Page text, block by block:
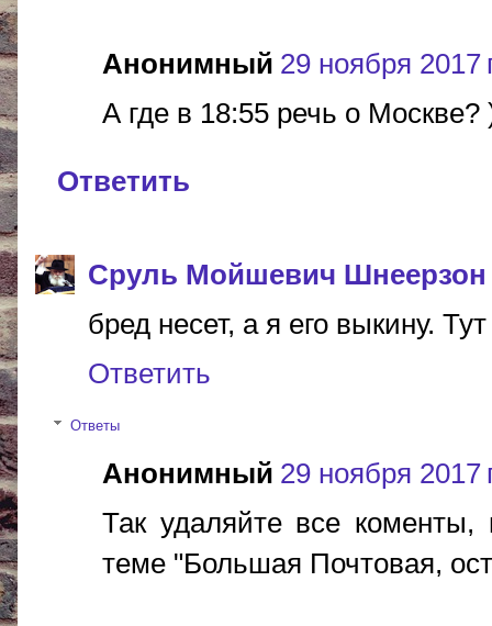
Анонимный 29 ноября 2017
А где в 18:55 речь о Москве?
Ответить
Сруль Мойшевич Шнеерзон
бред несет, а я его выкину.
Ответить
Ответы
Анонимный 29 ноября 2017
Так удаляйте все
теме "Большая Почтовая,